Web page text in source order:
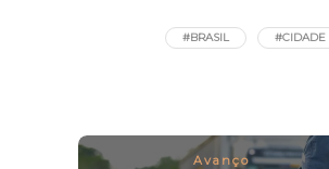
#BRASIL #CIDADE
Avanço